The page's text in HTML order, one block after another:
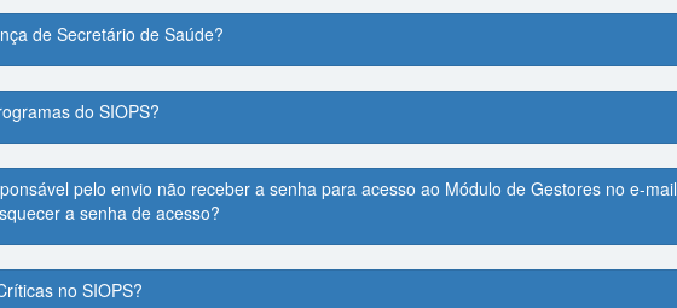
de Secretário de Saúde?
do SIOPS?
pelo envio não receber a senha para acesso ao Módulo de Gestores no e-mail
a senha de acesso?
no SIOPS?